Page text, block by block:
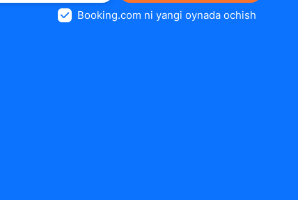
Booking.com ni yangi oynada ochish